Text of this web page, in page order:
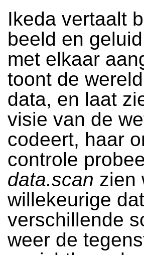
Ikeda vertaalt
beeld en
met elkaar
toont de
data, en laat
visie van de
codeert, haar
controle
data.scan zien
willekeurige
verschillende
weer de